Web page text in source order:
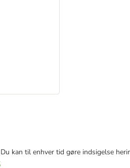
kan til enhver tid gøre indsigelse